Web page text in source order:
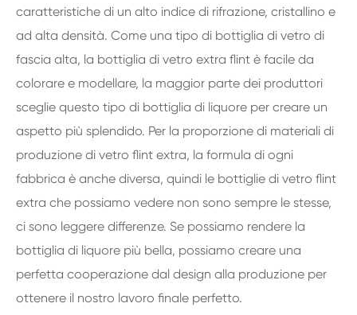
caratteristiche di un alto indice di rifrazione, cristallino e
ad alta densità. Come una tipo di bottiglia di vetro di
fascia alta, la bottiglia di vetro extra flint è facile da
colorare e modellare, la maggior parte dei produttori
sceglie questo tipo di bottiglia di liquore per creare un
aspetto più splendido. Per la proporzione di materiali di
produzione di vetro flint extra, la formula di ogni
fabbrica è anche diversa, quindi le bottiglie di vetro flint
extra che possiamo vedere non sono sempre le stesse,
ci sono leggere differenze. Se possiamo rendere la
bottiglia di liquore più bella, possiamo creare una
perfetta cooperazione dal design alla produzione per
ottenere il nostro lavoro finale perfetto.